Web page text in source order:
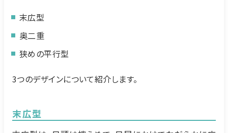
末広型
奥二重
狭めの平行型
3つのデザインについて紹介します。
末広型